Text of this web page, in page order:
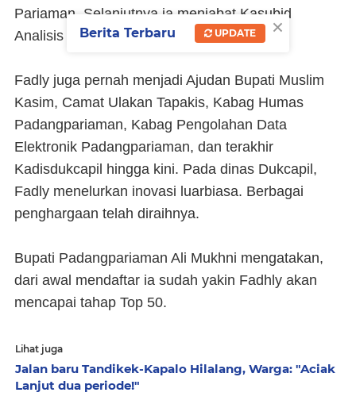
Pariaman. Selanjutnya ia menjabat Kasubid
Analisis Kinerja pada BKD.
Fadly juga pernah menjadi Ajudan Bupati Muslim
Kasim, Camat Ulakan Tapakis, Kabag Humas
Padangpariaman, Kabag Pengolahan Data
Elektronik Padangpariaman, dan terakhir
Kadisdukcapil hingga kini. Pada dinas Dukcapil,
Fadly menelurkan inovasi luarbiasa. Berbagai
penghargaan telah diraihnya.
Bupati Padangpariaman Ali Mukhni mengatakan,
dari awal mendaftar ia sudah yakin Fadhly akan
mencapai tahap Top 50.
Lihat juga
Jalan baru Tandikek-Kapalo Hilalang, Warga: "Aciak
Lanjut dua periode!"
×
Berita Terbaru UPDATE